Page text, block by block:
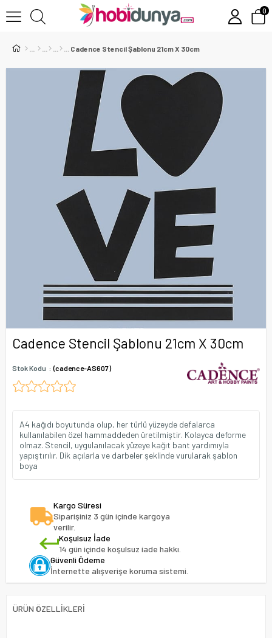
0
Cadence Stencil Şablonu 21cm X 30cm
Cadence Stencil Şablonu 21cm X 30cm
Stok Kodu (cadence-AS607)
A4 kağıdı boyutunda olup, her türlü yüzeyde defalarca
kullanılabilen özel hammaddeden üretilmiştir. Kolayca deforme
olmaz. Stencil, uygulanılacak yüzeye kağıt bant yardımıyla
yapıştırılır. Dik açılarla ve darbeler şeklinde vurularak şablon
boya
Kargo Süresi
Siparişiniz 3 gün içinde kargoya
verilir.
Koşulsuz İade
14 gün içinde koşulsuz iade hakkı.
Güvenli Ödeme
İnternette alışverişe koruma sistemi.
ÜRÜN ÖZELLIKLERI